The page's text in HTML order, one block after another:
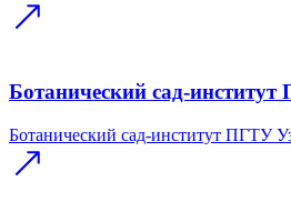
Ботанический сад-
Ботанический сад-институт ПГТУ